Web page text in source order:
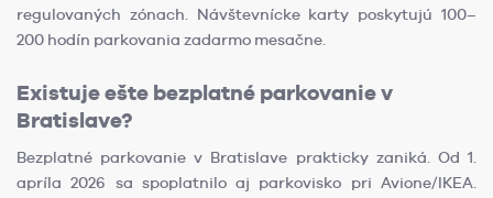
regulovaných zónach. Návštevnícke karty poskytujú 100–
200 hodín parkovania zadarmo mesačne.
Existuje ešte bezplatné parkovanie v
Bratislave?
Bezplatné parkovanie v Bratislave prakticky zaniká. Od 1.
apríla 2026 sa spoplatnilo aj parkovisko pri Avione/IKEA.